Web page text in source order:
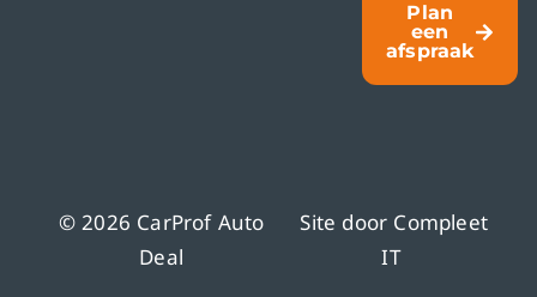
Plan
een
afspraak
© 2026 CarProf Auto
Deal
Site door Compleet
IT